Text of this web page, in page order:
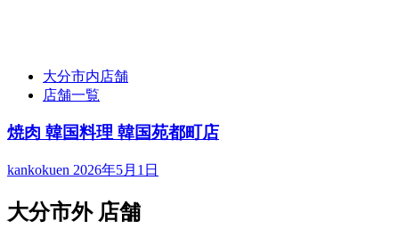
大分市内店舗
店舗一覧
焼肉 韓国料理 韓国苑都町店
kankokuen 2026年5月1日
大分市外 店舗